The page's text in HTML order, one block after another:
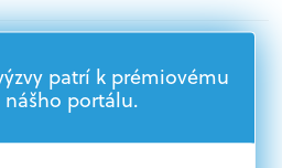
patrí k prémiovému
portálu.